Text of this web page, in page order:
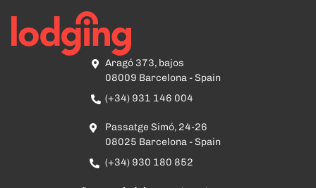
Aragó 373, bajos
08009 Barcelona - Spain
(+34) 931 146 004
Passatge Simó, 24-26
08025 Barcelona - Spain
(+34) 930 180 852